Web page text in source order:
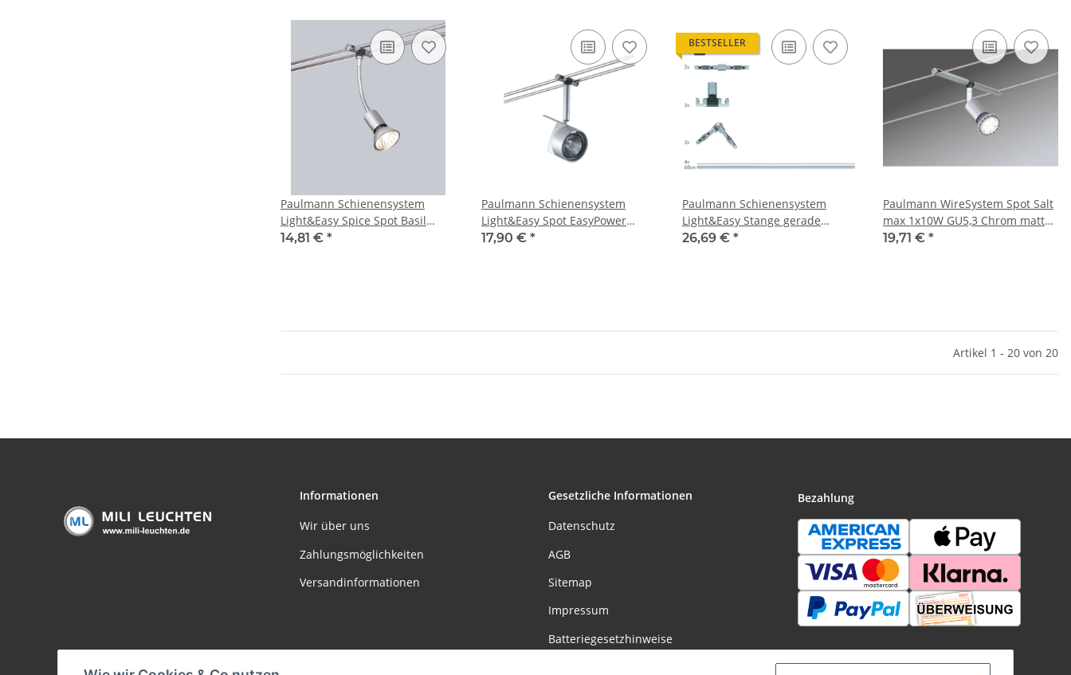
Paulmann Schienensystem
Light&Easy Spice Spot Basil
1x35W GU5,3 Chrom matt 12V
14,81 € *
Paulmann Schienensystem
Light&Easy Spot EasyPower
1x50W GU5,3 Chrom matt 12V
17,90 € *
BESTSELLER
Paulmann Schienensystem
Light&Easy Stange gerade
4x680mm max.300W Chrom
26,69 € *
Paulmann WireSystem Spot Salt
max 1x10W GU5,3 Chrom matt
12V Metall
19,71 € *
Artikel 1 - 20 von 20
Informationen
Wir über uns
Zahlungsmöglichkeiten
Versandinformationen
Gesetzliche Informationen
Datenschutz
AGB
Sitemap
Impressum
Batteriegesetzhinweise
Bezahlung